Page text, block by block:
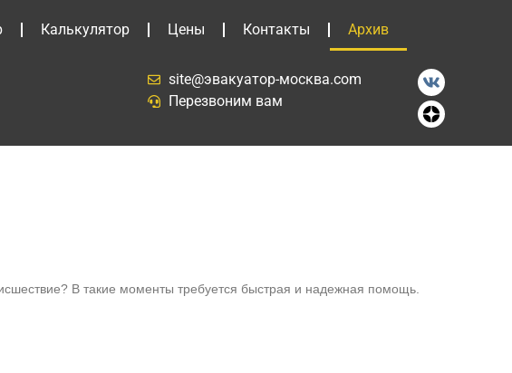
Калькулятор Цены Контакты Архив
site@эвакуатор-москва.com
Перезвоним вам
В такие моменты требуется быстрая и надежная помощь.